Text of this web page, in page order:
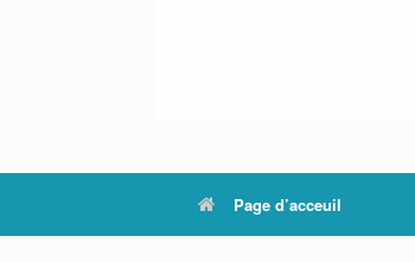
Page d’acceuil